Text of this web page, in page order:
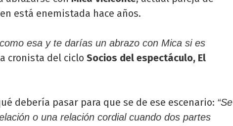
está enemistada hace años.
esa y te darías un abrazo con Mica si es
cronista del ciclo Socios del espectáculo, El
debería pasar para que se de ese escenario: “Se
o una relación cordial cuando dos partes